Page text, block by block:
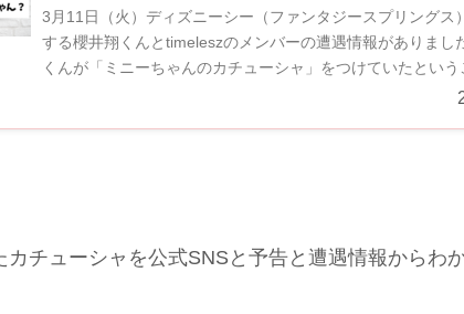
3月11日（火）ディズニーシー（ファンタジースプリングス
する櫻井翔くんとtimeleszのメンバーの遭遇情報がありました。 櫻
くんが「ミニーちゃんのカチューシャ」をつけていたという
チューシャを公式SNSと予告と遭遇情報からわ